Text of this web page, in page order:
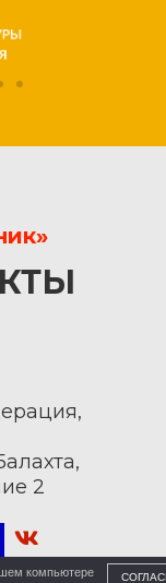
2
компьютере